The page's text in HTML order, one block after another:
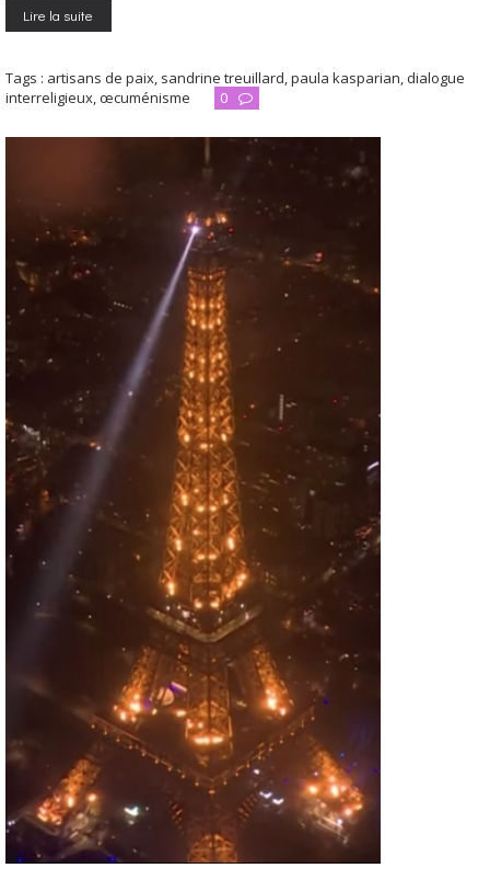
Lire la suite
Tags : artisans de paix, sandrine treuillard,paula kasparian, dialogue
interreligieux,œcuménisme 0